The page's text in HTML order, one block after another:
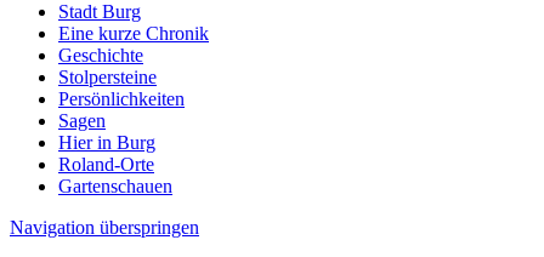
Stadt Burg
Eine kurze Chronik
Geschichte
Stolpersteine
Persönlichkeiten
Sagen
Hier in Burg
Roland-Orte
Gartenschauen
Navigation überspringen